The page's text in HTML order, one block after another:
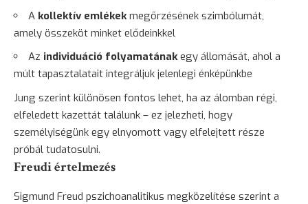
A kollektív emlékekmegőrzésének szimbólumát,
amely összeköt minket elődeinkkel
Az individuáció folyamatánakegy állomását, ahol a
múlt tapasztalatait integráljuk jelenlegi énképünkbe
Jung szerint különösen fontos lehet, ha az álomban régi,
elfeledett kazettát találunk – ez jelezheti, hogy
személyiségünk egy elnyomott vagy elfelejtett része
próbál tudatosulni.
Freudi értelmezés
Sigmund Freud pszichoanalitikus megközelítése szerint a